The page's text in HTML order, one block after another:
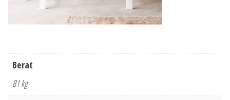
Berat
81 kg